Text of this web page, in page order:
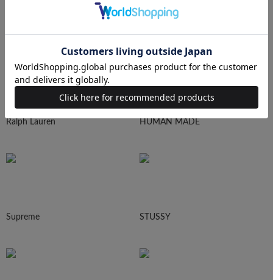
Ralph Lauren HUMAN MADE
Supreme STUSSY